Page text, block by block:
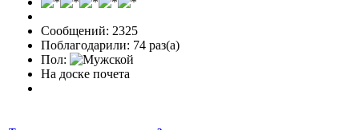
Сообщений: 2325
Поблагодарили: 74 раз(а)
Пол:
На доске почета